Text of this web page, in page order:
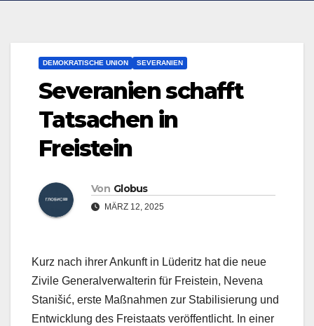
DEMOKRATISCHE UNION SEVERANIEN
Severanien schafft
Tatsachen in
Freistein
Von Globus
MÄRZ 12, 2025
Kurz nach ihrer Ankunft in Lüderitz hat die neue
Zivile Generalverwalterin für Freistein, Nevena
Stanišić, erste Maßnahmen zur Stabilisierung und
Entwicklung des Freistaats veröffentlicht. In einer